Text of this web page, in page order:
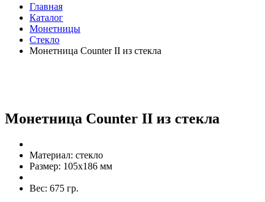
Главная
Каталог
Монетницы
Стекло
Монетница Counter II из стекла
Монетница Counter II из стекла
Материал: стекло
Размер: 105х186 мм
Вес: 675 гр.